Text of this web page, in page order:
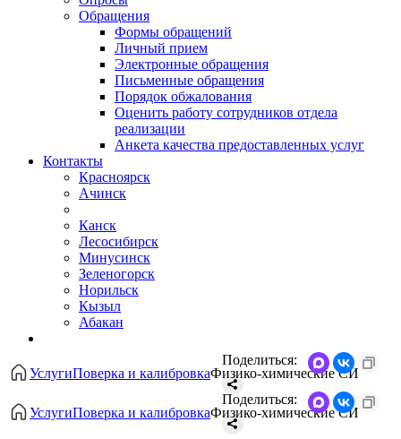
Обращения
Формы обращений
Личный прием
Электронные обращения
Письменные обращения
Порядок обжалования
Оценить работу сотрудников отдела
реализации
Анкета качества предоставленных услуг
Контакты
Красноярск
Ачинск
Канск
Лесосибирск
Минусинск
Зеленогорск
Норильск
Кызыл
Абакан
УслугиПоверка и калибровкаФизико-химические СИ
Поделиться:
УслугиПоверка и калибровкаФизико-химические СИ
Поделиться: